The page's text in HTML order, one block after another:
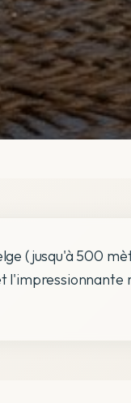
(jusqu'à 500
l'impressionnante